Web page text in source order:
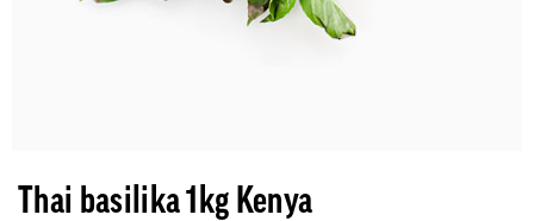
Thai basilika 1kg Kenya